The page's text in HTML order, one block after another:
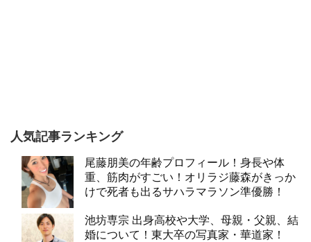
人気記事ランキング
尾藤朋美の年齢プロフィール！身長や体
重、筋肉がすごい！オリラジ藤森がきっか
けで死者も出るサハラマラソン準優勝！
池坊専宗 出身高校や大学、母親・父親、結
婚について！東大卒の写真家・華道家！